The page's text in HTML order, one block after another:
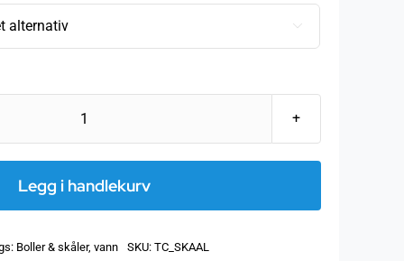

Natures
Salatskål
flower
Legg i handlekurv
Boller & skåler, vann SKU: TC_SKAAL